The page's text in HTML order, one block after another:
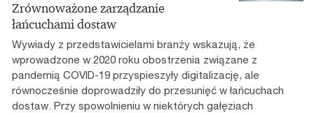
Zrównoważone zarządzanie
łańcuchami dostaw
Wywiady z przedstawicielami branży wskazują, że
wprowadzone w 2020 roku obostrzenia związane z
pandemią COVID-19 przyspieszyły digitalizację, ale
równocześnie doprowadziły do przesunięć w łańcuchach
dostaw. Przy spowolnieniu w niektórych gałęziach